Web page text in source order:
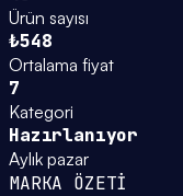
Ürün sayısı
₺548
Ortalama fiyat
7
Kategori
Hazırlanıyor
Aylık pazar
MARKA ÖZETİ